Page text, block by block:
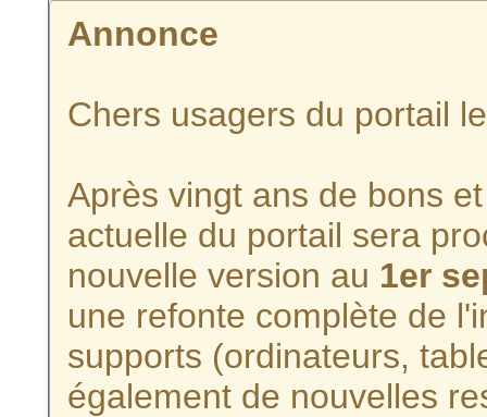
Annonce
Chers usagers du portail
Après vingt ans de bons
actuelle du portail sera
nouvelle version au 1er
une refonte complète de
supports (ordinateurs,
également de nouvelles